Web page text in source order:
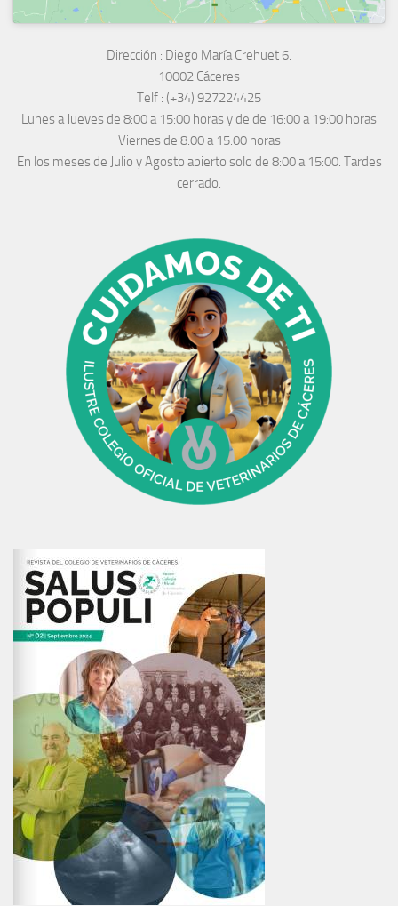
Dirección : Diego María Crehuet 6.
10002 Cáceres
Telf : (+34) 927224425
Lunes a Jueves de 8:00 a 15:00 horas y de de 16:00 a 19:00 horas
Viernes de 8:00 a 15:00 horas
En los meses de Julio y Agosto abierto solo de 8:00 a 15:00. Tardes
cerrado.